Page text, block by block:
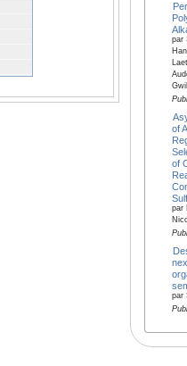
par
of
of
par
par